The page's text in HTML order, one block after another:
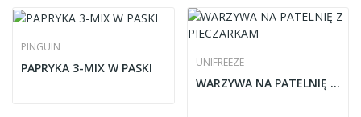
PINGUIN
PAPRYKA 3-MIX W PASKI UNIFREEZE
WARZYWA NA PATELNIĘ Z PIECZARKAM